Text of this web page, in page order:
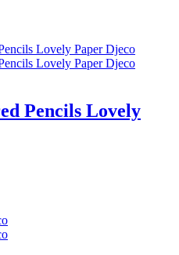
Pencils Lovely